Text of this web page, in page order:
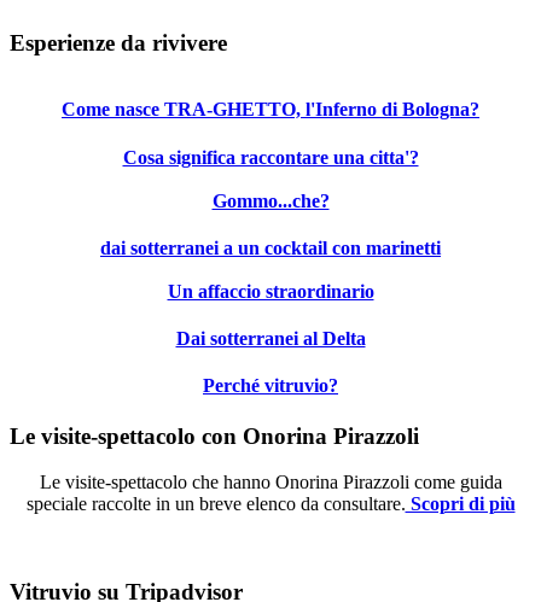
Esperienze da rivivere
Come nasce TRA-GHETTO, l'Inferno di Bologna?
Cosa significa raccontare una citta'?
Gommo...che?
dai sotterranei a un cocktail con marinetti
Un affaccio straordinario
Dai sotterranei al Delta
Perché vitruvio?
Le visite-spettacolo con Onorina Pirazzoli
Le visite-spettacolo che hanno Onorina Pirazzoli come guida
speciale raccolte in un breve elenco da consultare. Scopri di più
Vitruvio su Tripadvisor